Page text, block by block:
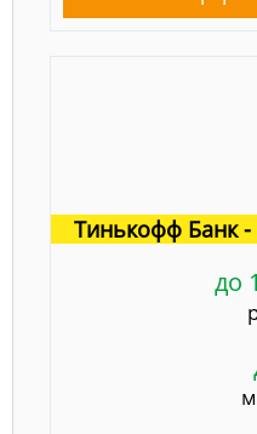
Тинькофф Банк
до